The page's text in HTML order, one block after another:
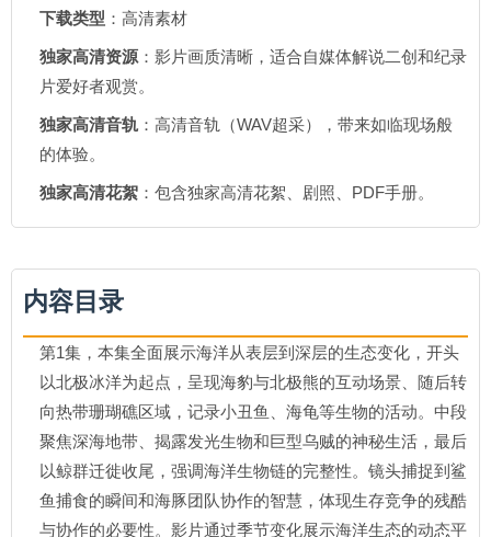
下载类型 ：高清素材
独家高清资源 ：影片画质清晰，适合自媒体解说二创和纪录
片爱好者观赏。
独家高清音轨 ：高清音轨（WAV超采），带来如临现场般
的体验。
独家高清花絮 ：包含独家高清花絮、剧照、PDF手册。
内容目录
第1集，本集全面展示海洋从表层到深层的生态变化，开头
以北极冰洋为起点，呈现海豹与北极熊的互动场景、随后转
向热带珊瑚礁区域，记录小丑鱼、海龟等生物的活动。中段
聚焦深海地带、揭露发光生物和巨型乌贼的神秘生活，最后
以鲸群迁徙收尾，强调海洋生物链的完整性。镜头捕捉到鲨
鱼捕食的瞬间和海豚团队协作的智慧，体现生存竞争的残酷
与协作的必要性。影片通过季节变化展示海洋生态的动态平